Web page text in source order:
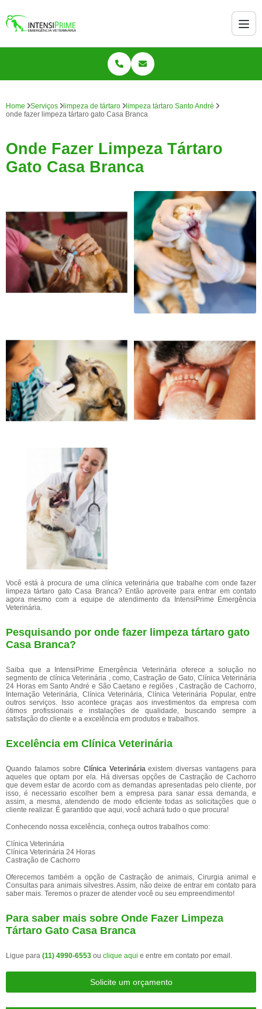
Home Serviços limpeza de tártaro
limpeza tártaro Santo André
onde fazer limpeza tártaro gato Casa Branca
Onde Fazer Limpeza Tártaro
Gato Casa Branca
Você está à procura de uma clínica veterinária que trabalhe com onde fazer
limpeza tártaro gato Casa Branca? Então aproveite para entrar em contato
agora mesmo com a equipe de atendimento da IntensiPrime Emergência
Veterinária.
Pesquisando por onde fazer limpeza tártaro gato
Casa Branca?
Saiba que a IntensiPrime Emergência Veterinária oferece a solução no
segmento de clínica Veterinária , como, Castração de Gato, Clínica Veterinária
24 Horas em Santo André e São Caetano e regiões , Castração de Cachorro,
Internação Veterinária, Clínica Veterinária, Clínica Veterinária Popular, entre
outros serviços. Isso acontece graças aos investimentos da empresa com
ótimos profissionais e instalações de qualidade, buscando sempre a
satisfação do cliente e a excelência em produtos e trabalhos.
Excelência em Clínica Veterinária
Quando falamos sobre Clínica Veterináriaexistem diversas vantagens para
aqueles que optam por ela. Há diversas opções de Castração de Cachorro
que devem estar de acordo com as demandas apresentadas pelo cliente, por
isso, é necessario escolher bem a empresa para sanar essa demanda, e
assim, a mesma, atendendo de modo eficiente todas as solicitações que o
cliente realizar. É garantido que aqui, você achará tudo o que procura!
Conhecendo nossa excelência, conheça outros trabalhos como:
Clínica Veterinária
Clínica Veterinária 24 Horas
Castração de Cachorro
Oferecemos também a opção de Castração de animais, Cirurgia animal e
Consultas para animais silvestres. Assim, não deixe de entrar em contato para
saber mais. Teremos o prazer de atender você ou seu empreendimento!
Para saber mais sobre Onde Fazer Limpeza
Tártaro Gato Casa Branca
Ligue para (11) 4990-6553 ou clique aqui e entre em contato por email.
Solicite um orçamento